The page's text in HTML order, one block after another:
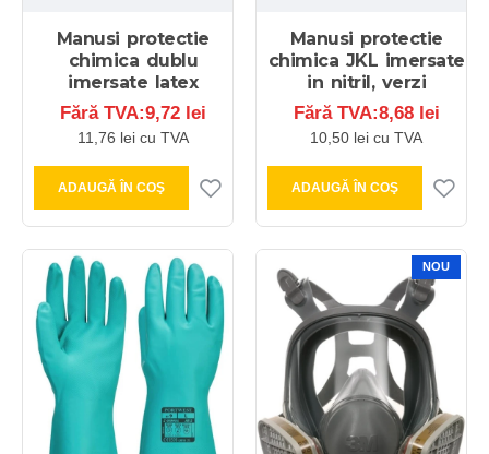
Manusi protectie
chimica dublu
imersate latex
Fără TVA:9,72 lei
11,76 lei cu TVA
ADAUGĂ ÎN COŞ
Manusi protectie
chimica JKL imersate
in nitril, verzi
Fără TVA:8,68 lei
10,50 lei cu TVA
ADAUGĂ ÎN COŞ
NOU